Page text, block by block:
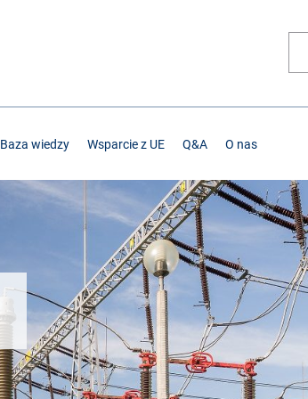
Baza wiedzy Wsparcie z UE Q&A O nas